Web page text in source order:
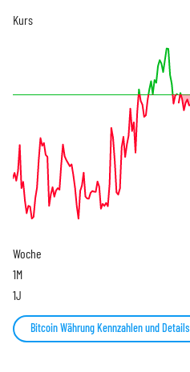
Kurs
Woche
1M
1J
Bitcoin Währung Kennzahlen und Details